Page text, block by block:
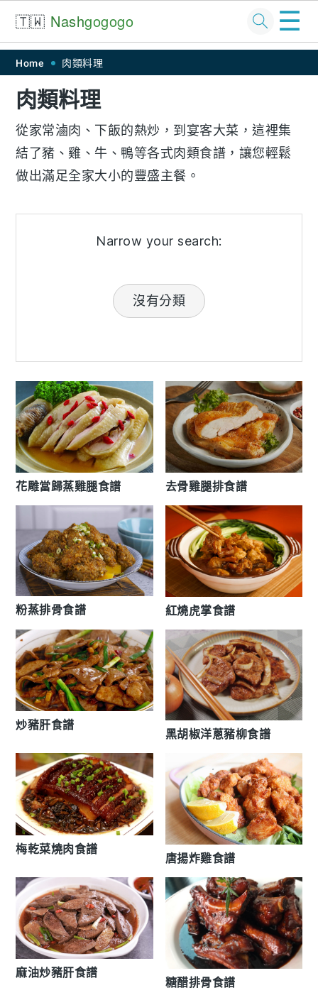
Skip
primary
navigation
Skip
main
content
Skip
primary
sidebar
Skip
footer
🇹🇼 Nashgogogo ☰
Home 肉類料理
肉類料理
從家常滷肉、下飯的熱炒，到宴客大菜，這裡集
結了豬、雞、牛、鴨等各式肉類食譜，讓您輕鬆
做出滿足全家大小的豐盛主餐。
Narrow your search:
沒有分類
花雕當歸蒸雞腿食譜 去骨雞腿排食譜
粉蒸排骨食譜 紅燒虎掌食譜
炒豬肝食譜
黑胡椒洋蔥豬柳食譜
梅乾菜燒肉食譜
唐揚炸雞食譜
麻油炒豬肝食譜
糖醋排骨食譜